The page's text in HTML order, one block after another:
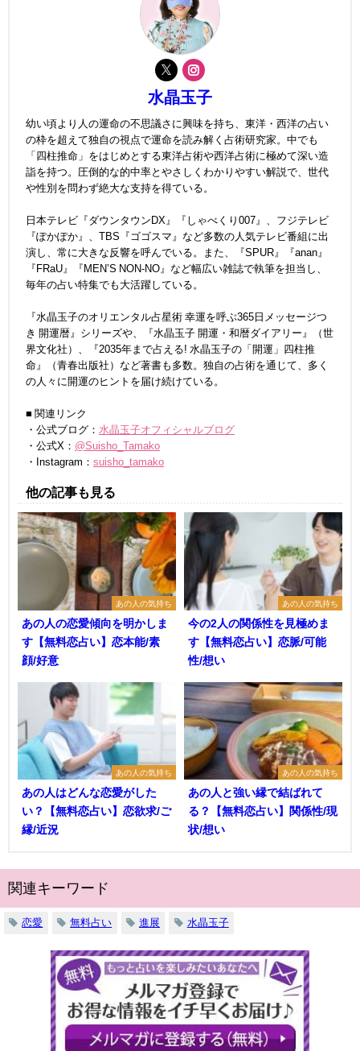
水晶玉子
幼い頃より人の運命の不思議さに興味を持ち、東洋・西洋の占い
の枠を超えて独自の視点で運命を読み解く占術研究家。中でも
「四柱推命」をはじめとする東洋占術や西洋占術に極めて深い造
詣を持つ。圧倒的な的中率とやさしくわかりやすい解説で、世代
や性別を問わず絶大な支持を得ている。
日本テレビ『ダウンタウンDX』『しゃべくり007』、フジテレビ
『ぽかぽか』、TBS『ゴゴスマ』など多数の人気テレビ番組に出
演し、常に大きな反響を呼んでいる。また、『SPUR』『anan』
『FRaU』『MEN’S NON-NO』など幅広い雑誌で執筆を担当し、
毎年の占い特集でも大活躍している。
『水晶玉子のオリエンタル占星術 幸運を呼ぶ365日メッセージつ
き 開運暦』シリーズや、『水晶玉子 開運・和暦ダイアリー』（世
界文化社）、『2035年まで占える! 水晶玉子の「開運」四柱推
命』（青春出版社）など著書も多数。独自の占術を通じて、多く
の人々に開運のヒントを届け続けている。
■ 関連リンク
・公式ブログ： 水晶玉子オフィシャルブログ
・公式X： @Suisho_Tamako
・Instagram： suisho_tamako
他の記事も見る
あの人の気持ち
あの人の恋愛傾向を明かしま
す【無料恋占い】恋本能/素
顔/好意
あの人の気持ち
今の2人の関係性を見極めま
す【無料恋占い】恋脈/可能
性/想い
あの人の気持ち
あの人はどんな恋愛がした
い？【無料恋占い】恋欲求/ご
縁/近況
あの人の気持ち
あの人と強い縁で結ばれて
る？【無料恋占い】関係性/現
状/想い
関連キーワード
恋愛 無料占い 進展 水晶玉子